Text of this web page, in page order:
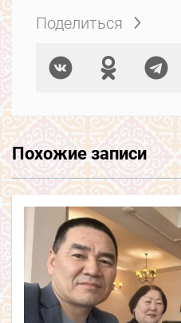
Поделиться
Похожие записи